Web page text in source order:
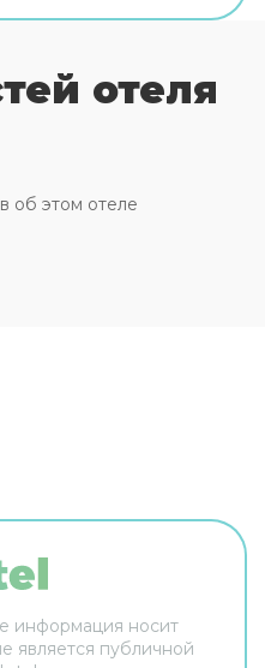
Wi-Fi. Для
организована
работает лифт. А
отеля
об этом отеле
информация носит
является публичной